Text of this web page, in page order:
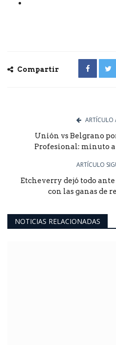
Compartir
ARTÍCULO
Unión vs Belgrano
Profesional: minuto
ARTÍCULO
Etcheverry dejó todo
con las ganas de
NOTICIAS RELACIONADAS